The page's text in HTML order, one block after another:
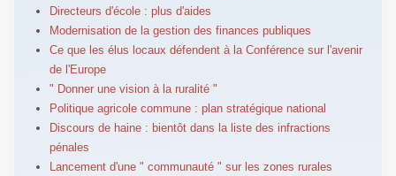
Directeurs d'école : plus d'aides
Modernisation de la gestion des finances publiques
Ce que les élus locaux défendent à la Conférence sur l'avenir
de l'Europe
" Donner une vision à la ruralité "
Politique agricole commune : plan stratégique national
Discours de haine : bientôt dans la liste des infractions
pénales
Lancement d'une " communauté " sur les zones rurales